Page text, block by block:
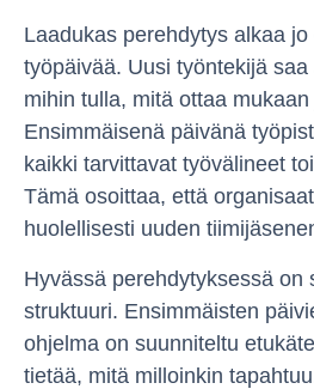
Laadukas perehdytys alkaa
työpäivää. Uusi työntekijä
mihin tulla, mitä ottaa
Ensimmäisenä päivänä
kaikki tarvittavat työvälineet
Tämä osoittaa, että
huolellisesti uuden
Hyvässä perehdytyksessä on
struktuuri. Ensimmäisten
ohjelma on suunniteltu
tietää, mitä milloinkin